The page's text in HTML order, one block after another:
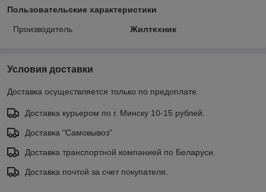
Пользовательские характеристики
Производитель Жилтехник
Условия доставки
Доставка осуществляется только по предоплате.
Доставка курьером по г. Минску 10-15 рублей.
Доставка "Самовывоз"
Доставка транспортной компанией по Беларуси.
Доставка почтой за счет покупателя.